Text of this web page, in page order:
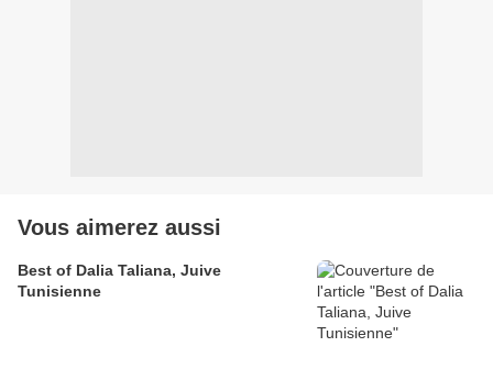
Vous aimerez aussi
Best of Dalia Taliana, Juive
Tunisienne